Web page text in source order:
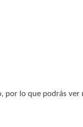
por lo que podrás